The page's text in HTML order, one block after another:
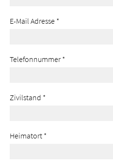
E-Mail Adresse *
Telefonnummer *
Zivilstand *
Heimatort *